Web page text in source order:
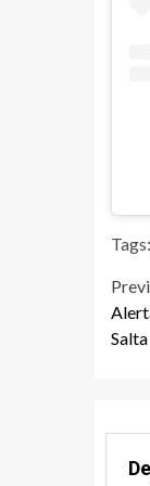
Tags:
Salta